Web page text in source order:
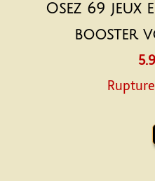
Osez 69
booster